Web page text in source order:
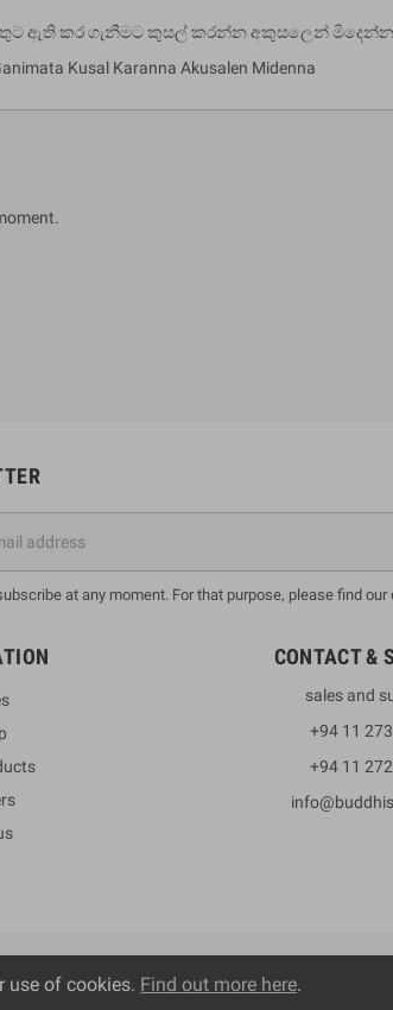
සතුට ඇති කර ගැනීමට කුසල් කරන්න අකුසලෙන් මිදෙන්න
Kusal Karanna Akusalen Midenna
at any moment. For that purpose, please find
CONTACT &
sales and
+94 11
+94 11
use of cookies. Find out more here.